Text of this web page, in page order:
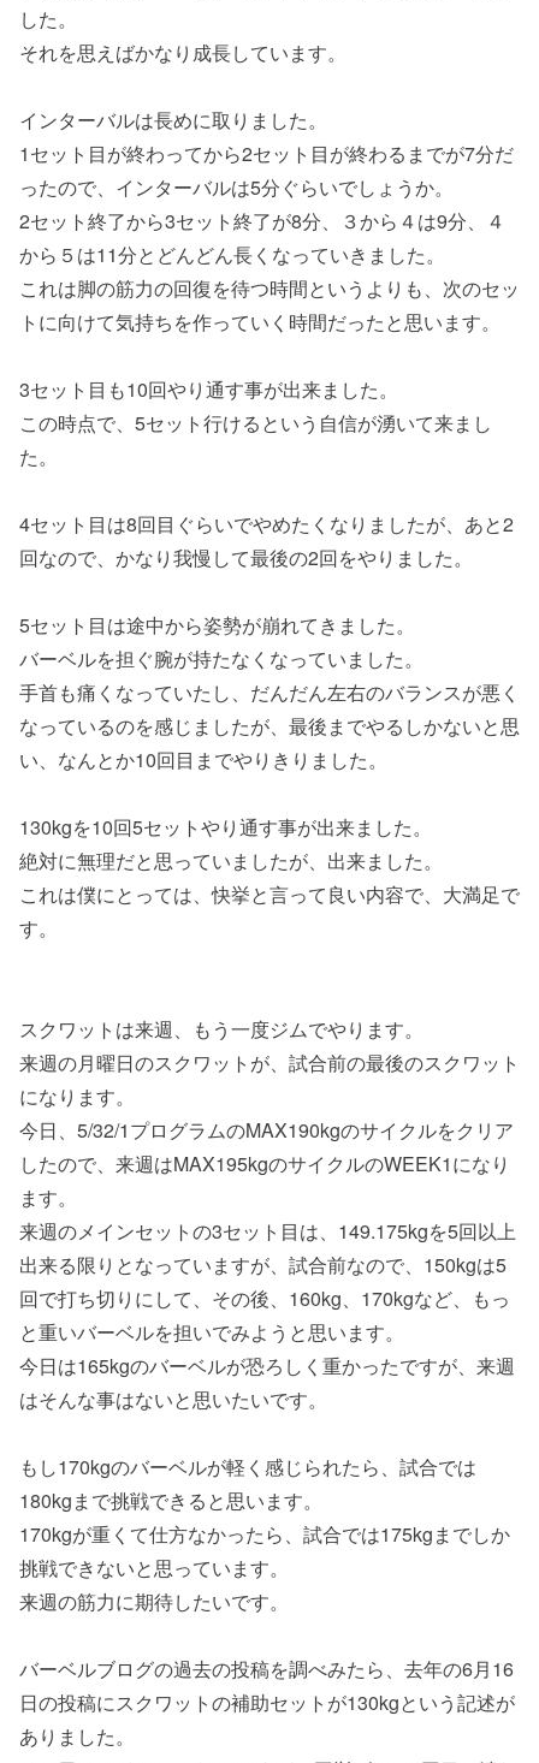
した。
それを思えばかなり成長しています。
インターバルは長めに取りました。
1セット目が終わってから2セット目が終わるまでが7分だ
ったので、インターバルは5分ぐらいでしょうか。
2セット終了から3セット終了が8分、３から４は9分、４
から５は11分とどんどん長くなっていきました。
これは脚の筋力の回復を待つ時間というよりも、次のセッ
トに向けて気持ちを作っていく時間だったと思います。
3セット目も10回やり通す事が出来ました。
この時点で、5セット行けるという自信が湧いて来まし
た。
4セット目は8回目ぐらいでやめたくなりましたが、あと2
回なので、かなり我慢して最後の2回をやりました。
5セット目は途中から姿勢が崩れてきました。
バーベルを担ぐ腕が持たなくなっていました。
手首も痛くなっていたし、だんだん左右のバランスが悪く
なっているのを感じましたが、最後までやるしかないと思
い、なんとか10回目までやりきりました。
130kgを10回5セットやり通す事が出来ました。
絶対に無理だと思っていましたが、出来ました。
これは僕にとっては、快挙と言って良い内容で、大満足で
す。
スクワットは来週、もう一度ジムでやります。
来週の月曜日のスクワットが、試合前の最後のスクワット
になります。
今日、5/32/1プログラムのMAX190kgのサイクルをクリア
したので、来週はMAX195kgのサイクルのWEEK1になり
ます。
来週のメインセットの3セット目は、149.175kgを5回以上
出来る限りとなっていますが、試合前なので、150kgは5
回で打ち切りにして、その後、160kg、170kgなど、もっ
と重いバーベルを担いでみようと思います。
今日は165kgのバーベルが恐ろしく重かったですが、来週
はそんな事はないと思いたいです。
もし170kgのバーベルが軽く感じられたら、試合では
180kgまで挑戦できると思います。
170kgが重くて仕方なかったら、試合では175kgまでしか
挑戦できないと思っています。
来週の筋力に期待したいです。
バーベルブログの過去の投稿を調べみたら、去年の6月16
日の投稿にスクワットの補助セットが130kgという記述が
ありました。